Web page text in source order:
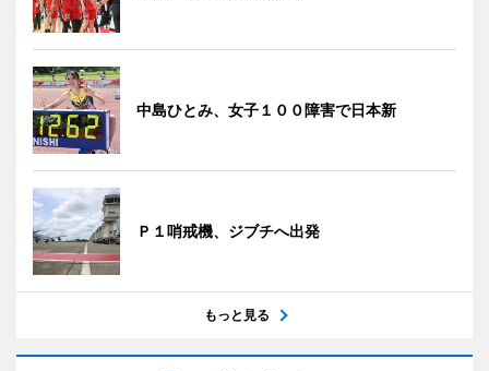
中島ひとみ、女子１００障害で日本新
Ｐ１哨戒機、ジブチへ出発
もっと見る